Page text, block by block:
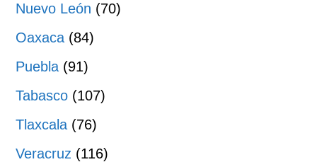
Nuevo León (70)
Oaxaca (84)
Puebla (91)
Tabasco (107)
Tlaxcala (76)
Veracruz (116)